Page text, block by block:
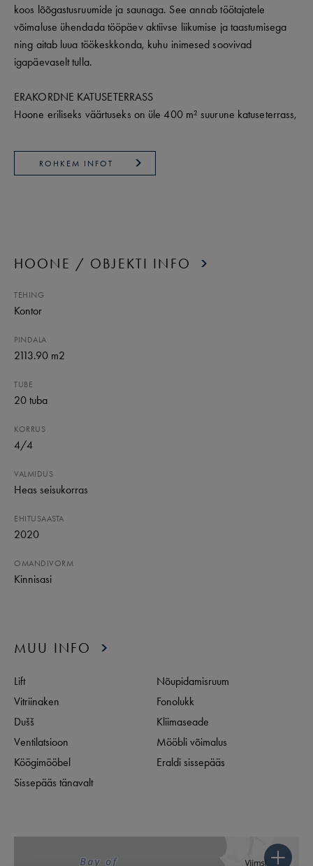
koos lõõgastusruumide ja saunaga. See annab töötajatele
võimaluse ühendada tööpäev aktiivse liikumise ja taastumisega
ning aitab luua töökeskkonda, kuhu inimesed soovivad
igapäevaselt tulla.
ERAKORDNE KATUSETERRASS
Hoone eriliseks väärtuseks on üle 400 m² suurune katuseterrass,
ROHKEM INFOT
HOONE / OBJEKTI INFO
TEHING
Kontor
PINDALA
2113.90 m2
TUBE
20tuba
KORRUS
4/4
VALMIDUS
Heas seisukorras
EHITUSAASTA
2020
OMANDIVORM
Kinnisasi
MUU INFO
Lift
Nõupidamisruum
Vitriinaken
Fonolukk
Dušš
Kliimaseade
Ventilatsioon
Mööbli võimalus
Köögimööbel
Eraldi sissepääs
Sissepääs tänavalt